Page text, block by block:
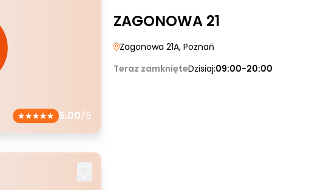
5.00/5
ZAGONOWA 21
Zagonowa 21A, Poznań
Teraz zamknięteDzisiaj:09:00-20:00